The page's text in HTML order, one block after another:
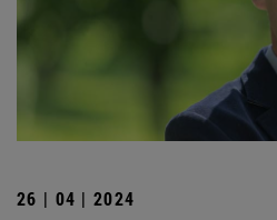
26 | 04 | 2024